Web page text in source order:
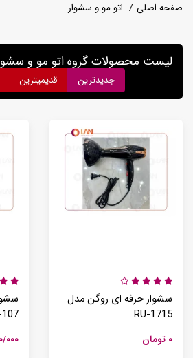
صفحه اصلی اتو مو و سشوار
لیست محصولات گروه اتو مو و
جدیدترین قدیمیترین
سشوار حرفه ای روگن مدل
RU-1715
۰ تومان ۲/۹۵۰/